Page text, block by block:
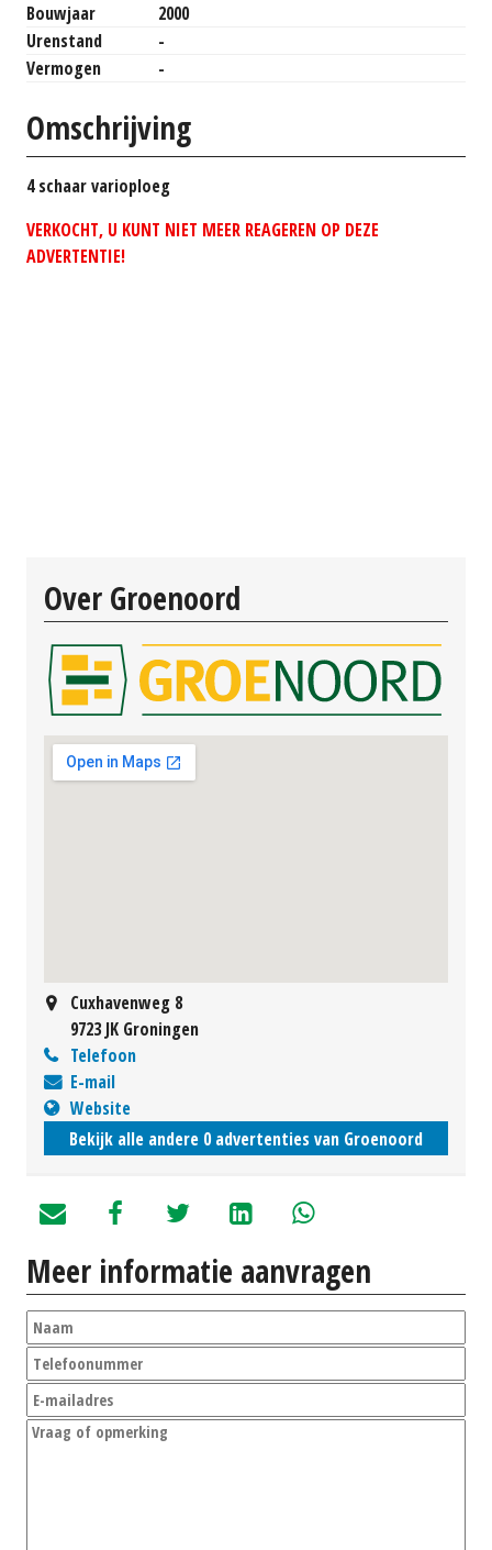
Bouwjaar
2000
Urenstand
-
Vermogen
-
Omschrijving
4 schaar varioploeg
VERKOCHT, U KUNT NIET MEER REAGEREN OP DEZE
ADVERTENTIE!
Over Groenoord
Cuxhavenweg 8
9723 JK Groningen
Telefoon
E-mail
Website
Bekijk alle andere 0 advertenties van Groenoord
Meer informatie aanvragen